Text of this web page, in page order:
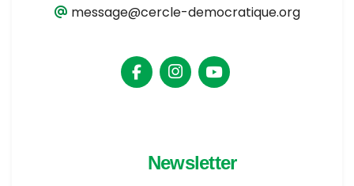
message@cercle-democratique.org
Newsletter